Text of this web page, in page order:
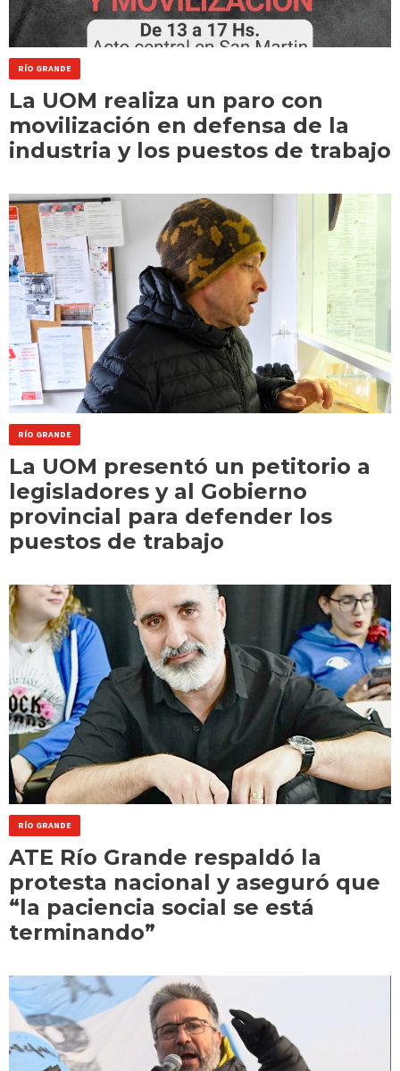
RÍO GRANDE
La UOM realiza un paro con
movilización en defensa de la
industria y los puestos de trabajo
RÍO GRANDE
La UOM presentó un petitorio a
legisladores y al Gobierno
provincial para defender los
puestos de trabajo
RÍO GRANDE
ATE Río Grande respaldó la
protesta nacional y aseguró que
“la paciencia social se está
terminando”